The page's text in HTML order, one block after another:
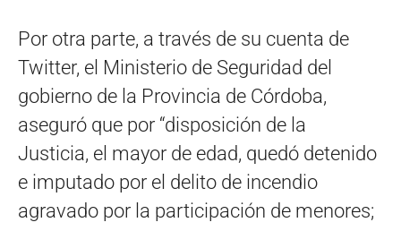
Por otra parte, a través de su cuenta de
Twitter, el Ministerio de Seguridad del
gobierno de la Provincia de Córdoba,
aseguró que por “disposición de la
Justicia, el mayor de edad, quedó detenido
e imputado por el delito de incendio
agravado por la participación de menores;